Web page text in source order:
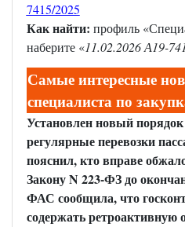
7415/2025
Как найти: профиль
наберите «11.02.2026 А19-
Самые интересные
специалиста по
Установлен новый
регулярные перевозки
пояснил, кто вправе
Закону N 223-ФЗ до
ФАС сообщила, что
содержать ретроактивную